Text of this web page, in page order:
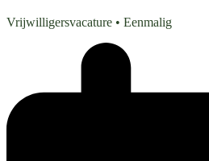
Vrijwilligersvacature • Eenmalig